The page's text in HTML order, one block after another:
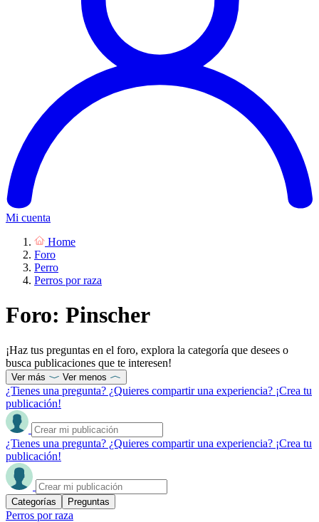
Mi cuenta
Home
Foro
Perro
Perros por raza
Foro: Pinscher
¡Haz tus preguntas en el foro, explora la categoría que desees o
busca publicaciones que te interesen!
Ver más Ver menos
¿Tienes una pregunta? ¿Quieres compartir una experiencia? ¡Crea tu
publicación!
¿Tienes una pregunta? ¿Quieres compartir una experiencia? ¡Crea tu
publicación!
Categorías Preguntas
Perros por raza